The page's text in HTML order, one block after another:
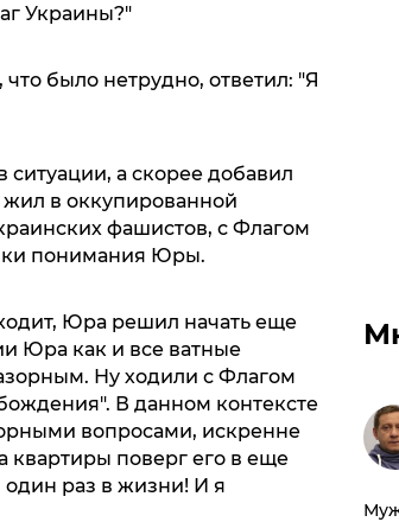
Украины?"
было нетрудно, ответил: "Я
ситуации, а скорее добавил
жил в оккупированной
фашистов, с Флагом
понимания Юры.
Юра решил начать еще
Юра как и все ватные
Ну ходили с Флагом
В данном контексте
вопросами, искренне
квартиры поверг его в еще
один раз в жизни! И я